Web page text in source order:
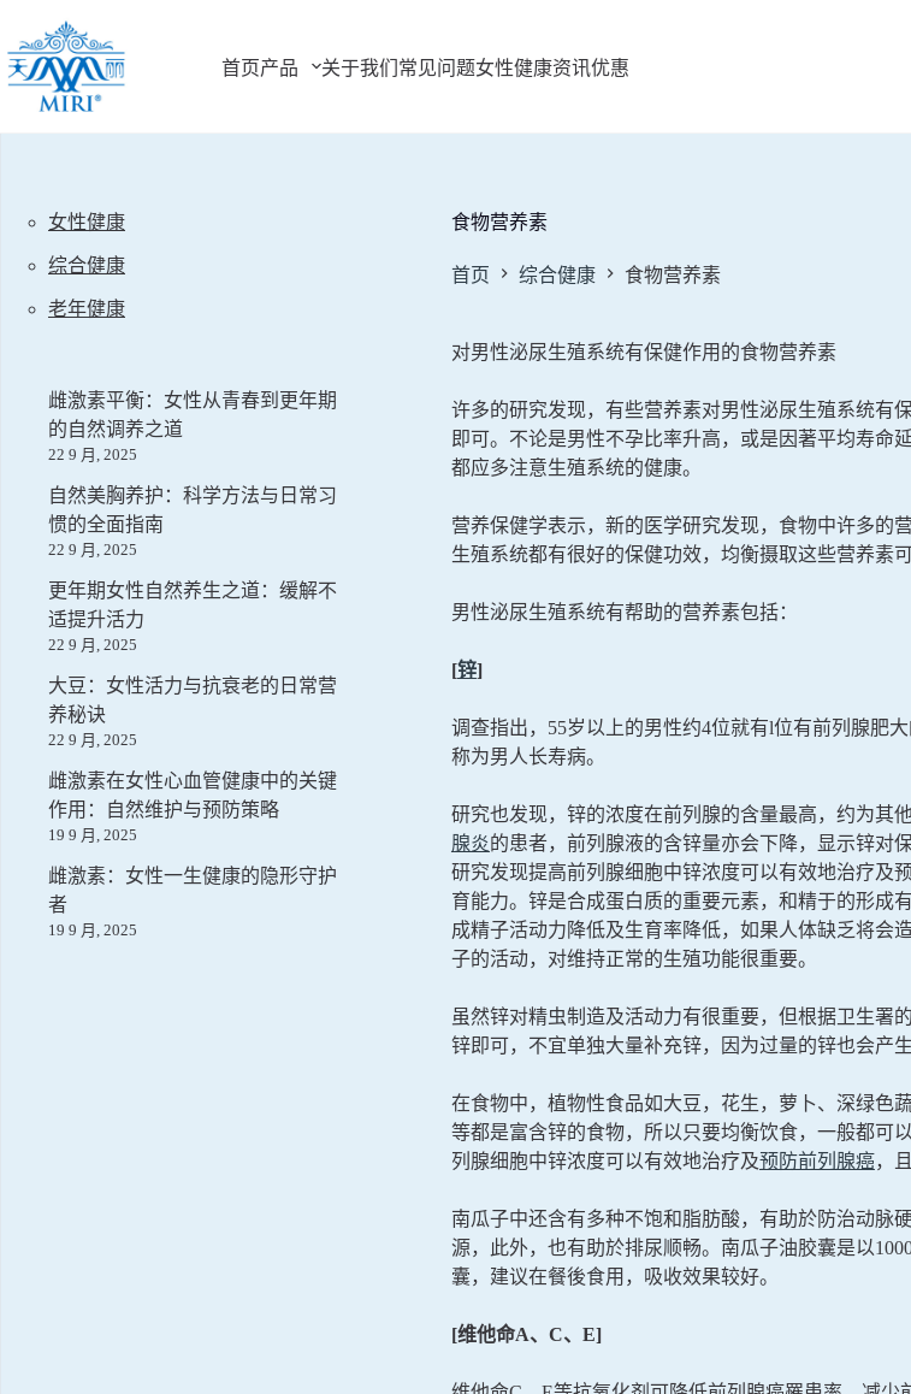
内
首页产品 关于我们 常见问题女性健康资讯优惠
食物营养素
首页 综合健康 食物营养素
对男性泌尿生殖系统有保健作用的食物营养素
许多的研究发现，有些营养素对男性泌尿生殖系统有
即可。不论是男性不孕比率升高，或是因著平均寿命
都应多注意生殖系统的健康。
营养保健学表示，新的医学研究发现，食物中许多的
生殖系统都有很好的保健功效，均衡摄取这些营养素
男性泌尿生殖系统有帮助的营养素包括：
[锌]
调查指出，55岁以上的男性约4位就有l位有前列腺肥
称为男人长寿病。
研究也发现，锌的浓度在前列腺的含量最高，约为其
腺炎的患者，前列腺液的含锌量亦会下降，显示锌对
研究发现提高前列腺细胞中锌浓度可以有效地治疗及
育能力。锌是合成蛋白质的重要元素，和精于的形成
成精子活动力降低及生育率降低，如果人体缺乏将会
子的活动，对维持正常的生殖功能很重要。
虽然锌对精虫制造及活动力有很重要，但根据卫生署
锌即可，不宜单独大量补充锌，因为过量的锌也会产生
在食物中，植物性食品如大豆，花生，萝卜、深绿色
等都是富含锌的食物，所以只要均衡饮食，一般都可
列腺细胞中锌浓度可以有效地治疗及预防前列腺癌，
南瓜子中还含有多种不饱和脂肪酸，有助於防治动脉
源，此外，也有助於排尿顺畅。南瓜子油胶囊是以
囊，建议在餐後食用，吸收效果较好。
[维他命A、C、E]
女性健康
综合健康
老年健康
雌激素平衡：女性从青春到更年期
的自然调养之道
22 9 月, 2025
自然美胸养护：科学方法与日常习
惯的全面指南
22 9 月, 2025
更年期女性自然养生之道：缓解不
适提升活力
22 9 月, 2025
大豆：女性活力与抗衰老的日常营
养秘诀
22 9 月, 2025
雌激素在女性心血管健康中的关键
作用：自然维护与预防策略
19 9 月, 2025
雌激素：女性一生健康的隐形守护
者
19 9 月, 2025